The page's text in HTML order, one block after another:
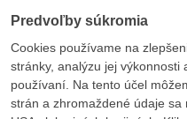
Predvoľby súkromia
Cookies používame na
stránky, analýzu jej
používaní. Na tento účel
strán a zhromaždené údaje sa